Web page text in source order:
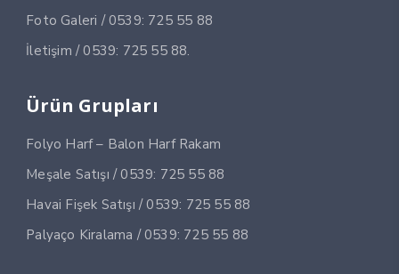
Foto Galeri / 0539: 725 55 88
İletişim / 0539: 725 55 88.
Ürün Grupları
Folyo Harf – Balon Harf Rakam
Meşale Satışı / 0539: 725 55 88
Havai Fişek Satışı / 0539: 725 55 88
Palyaço Kiralama / 0539: 725 55 88